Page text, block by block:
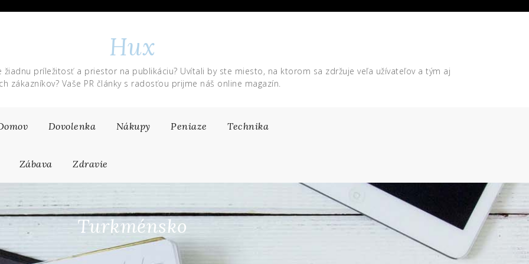
Hux
žiadnu príležitosť a priestor na publikáciu? Uvítali by ste miesto, na ktorom sa zdržuje veľa užívateľov a tým aj
zákazníkov? Vaše PR články s radosťou prijme náš online magazín.
Dovolenka Nákupy Peniaze Technika
Zábava Zdravie
Turkménsko